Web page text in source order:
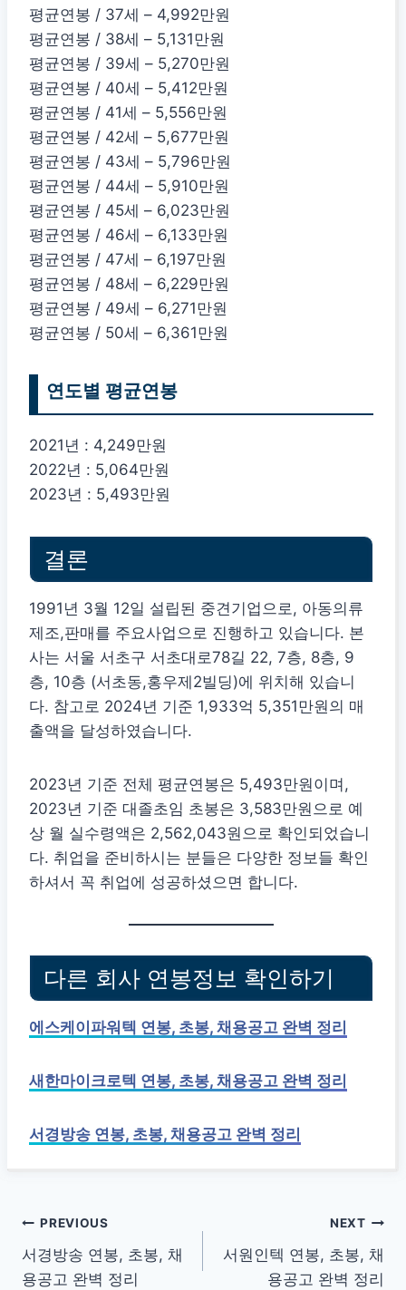
평균연봉 / 37세 – 4,992만원
평균연봉 / 38세 – 5,131만원
평균연봉 / 39세 – 5,270만원
평균연봉 / 40세 – 5,412만원
평균연봉 / 41세 – 5,556만원
평균연봉 / 42세 – 5,677만원
평균연봉 / 43세 – 5,796만원
평균연봉 / 44세 – 5,910만원
평균연봉 / 45세 – 6,023만원
평균연봉 / 46세 – 6,133만원
평균연봉 / 47세 – 6,197만원
평균연봉 / 48세 – 6,229만원
평균연봉 / 49세 – 6,271만원
평균연봉 / 50세 – 6,361만원
연도별 평균연봉
2021년 : 4,249만원
2022년 : 5,064만원
2023년 : 5,493만원
결론
1991년 3월 12일 설립된 중견기업으로, 아동의류
제조,판매를 주요사업으로 진행하고 있습니다. 본
사는 서울 서초구 서초대로78길 22, 7층, 8층, 9
층, 10층 (서초동,홍우제2빌딩)에 위치해 있습니
다. 참고로 2024년 기준 1,933억 5,351만원의 매
출액을 달성하였습니다.
2023년 기준 전체 평균연봉은 5,493만원이며,
2023년 기준 대졸초임 초봉은 3,583만원으로 예
상 월 실수령액은 2,562,043원으로 확인되었습니
다. 취업을 준비하시는 분들은 다양한 정보들 확인
하셔서 꼭 취업에 성공하셨으면 합니다.
다른 회사 연봉정보 확인하기
에스케이파워텍 연봉, 초봉, 채용공고 완벽 정리
새한마이크로텍 연봉, 초봉, 채용공고 완벽 정리
서경방송 연봉, 초봉, 채용공고 완벽 정리
글
탐
PREVIOUS
서경방송 연봉, 초봉, 채
용공고 완벽 정리
NEXT
서원인텍 연봉, 초봉, 채
용공고 완벽 정리